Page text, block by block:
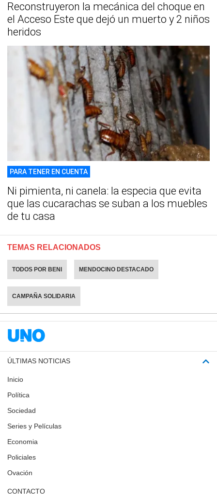
Reconstruyeron la mecánica del choque en
el Acceso Este que dejó un muerto y 2 niños
heridos
PARA TENER EN CUENTA
Ni pimienta, ni canela: la especia que evita
que las cucarachas se suban a los muebles
de tu casa
TEMAS RELACIONADOS
TODOS POR BENI MENDOCINO DESTACADO
CAMPAÑA SOLIDARIA
ÚLTIMAS NOTICIAS
Inicio
Política
Sociedad
Series y Películas
Economia
Policiales
Ovación
CONTACTO